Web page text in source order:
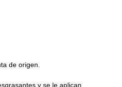
de origen.
y se le aplican